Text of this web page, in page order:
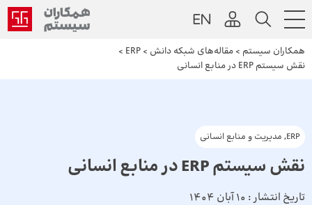
همکاران سیستم > مقاله‌های شبکه دانش >
ERP
>
نقش سیستم ERP در منابع انسانی
ERP
, مدیریت و منابع انسانی
نقش سیستم ERP در منابع انسانی
تاریخ انتشار : 10 آبان 1404